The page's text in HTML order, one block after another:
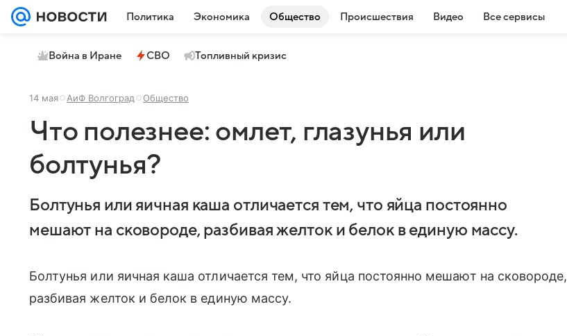
Политика Экономика Общество Происшествия Видео Все сервисы
Война в Иране СВО Топливный кризис
14 мая АиФ Волгоград Общество
Что полезнее: омлет, глазунья или
болтунья?
Болтунья или яичная каша отличается тем, что яйца постоянно
мешают на сковороде, разбивая желток и белок в единую массу.
Болтунья или яичная каша отличается тем, что яйца постоянно мешают на сковороде,
разбивая желток и белок в единую массу.